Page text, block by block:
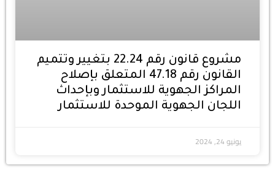
مشروع قانون رقم 22.24 بتغيير وتتميم
القانون رقم 47.18 المتعلق بإصلاح
المراكز الجهوية للاستثمار وبإحداث
اللجان الجهوية الموحدة للاستثمار
يونيو 24, 2024